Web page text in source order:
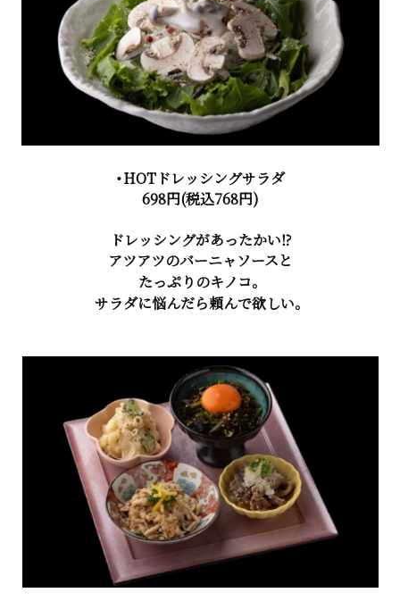
・HOTドレッシングサラダ
698円(税込768円)
ドレッシングがあったかい⁉
アツアツのバーニャソースと
たっぷりのキノコ。
サラダに悩んだら頼んで欲しい。